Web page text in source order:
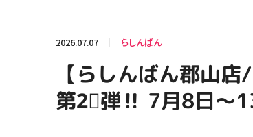
テナント
催事出店募
2026.07.07 らしんばん
【らしんばん郡山
第2⃣弾‼️ 7月8日～